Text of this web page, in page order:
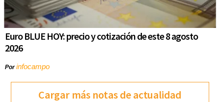
Euro BLUE HOY: precio y cotización de este 8 agosto
2026
Porinfocampo
Cargar más notas de actualidad